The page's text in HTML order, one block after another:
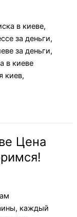
в киеве,
за деньги,
за деньги,
в киеве
киев,
Цена
каждый